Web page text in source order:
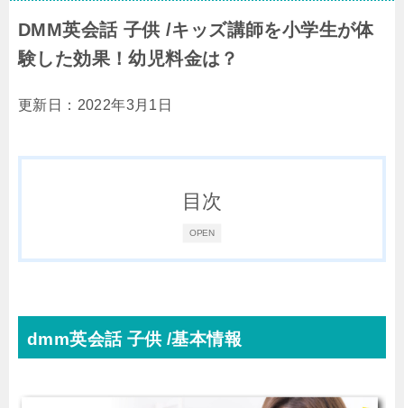
DMM英会話 子供 /キッズ講師を小学生が体
験した効果！幼児料金は？
更新日：2022年3月1日
OPEN
目次
dmm英会話 子供 /基本情報